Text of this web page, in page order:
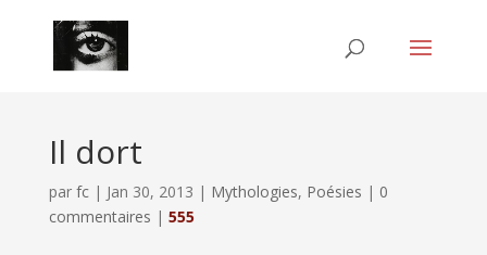
Il dort
par fc| Jan 30, 2013 | Mythologies, Poésies | 0
commentaires | 555